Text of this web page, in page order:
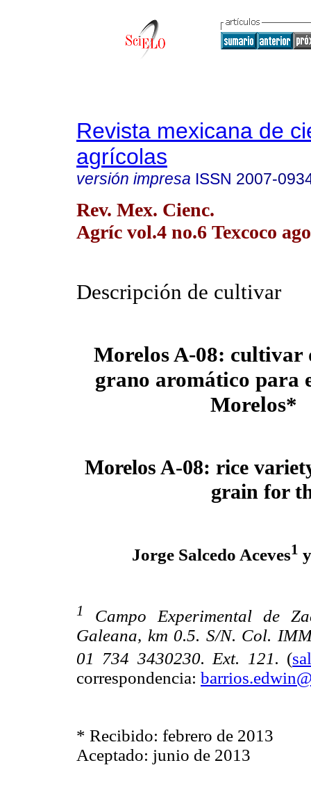
Revista mexicana de
agrícolas
versión impresa ISSN 2007-
Rev. Mex. Cienc.
Agríc vol.4 no.6 Texcoco
Descripción de cultivar
Morelos A-08: cultivar
grano aromático para
Morelos*
Morelos A-08: rice
grain for
Jorge Salcedo Aceves1
1
Campo Experimental de
Galeana, km 0.5. S/N. Col.
01 734 3430230. Ext. 121. (
correspondencia:
* Recibido: febrero de 2013
Aceptado: junio de 2013